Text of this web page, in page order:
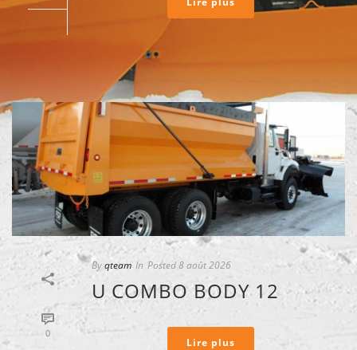
0
Byqteam In Posted8 août 2026
U COMBO BODY 12
Lire plus